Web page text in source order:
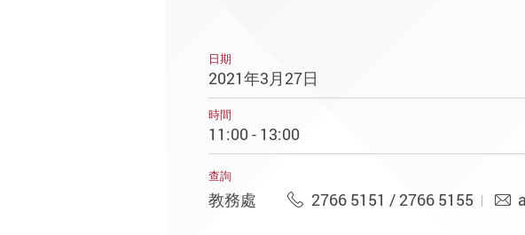
日期
2021年3月27日
時間
11:00 - 13:00
查詢
教務處 2766 5151 / 2766 5155